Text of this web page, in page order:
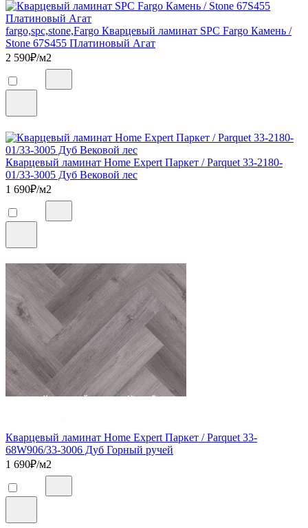
fargo,spc,stone,Fargo Кварцевый ламинат SPC Fargo Камень /
Stone 67S455 Платиновый Агат
2 590₽/м2
Кварцевый ламинат Home Expert Паркет / Parquet 33-2180-
01/33-3005 Дуб Вековой лес
1 690₽/м2
Кварцевый ламинат Home Expert Паркет / Parquet 33-
68W906/33-3006 Дуб Горный ручей
1 690₽/м2